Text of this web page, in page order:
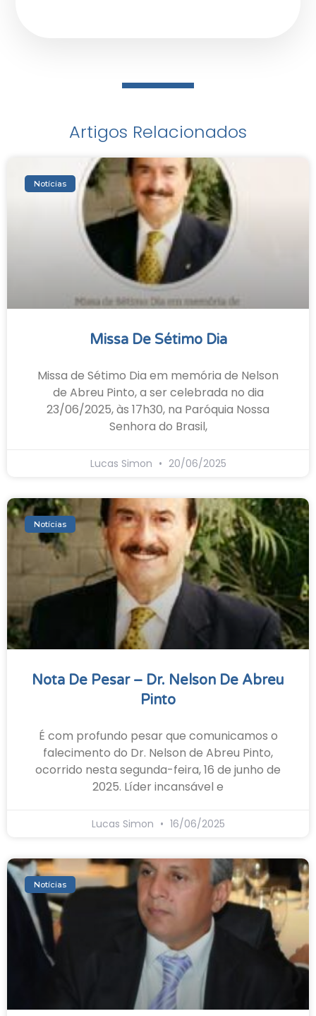
Artigos Relacionados
Notícias
Missa De Sétimo Dia
Missa de Sétimo Dia em memória de Nelson
de Abreu Pinto, a ser celebrada no dia
23/06/2025, às 17h30, na Paróquia Nossa
Senhora do Brasil,
Lucas Simon 20/06/2025
Notícias
Nota De Pesar – Dr. Nelson De Abreu
Pinto
É com profundo pesar que comunicamos o
falecimento do Dr. Nelson de Abreu Pinto,
ocorrido nesta segunda-feira, 16 de junho de
2025. Líder incansável e
Lucas Simon 16/06/2025
Notícias